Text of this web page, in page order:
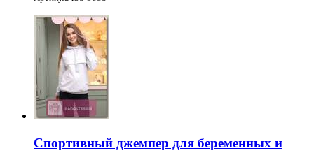
Спортивный джемпер для беременных и